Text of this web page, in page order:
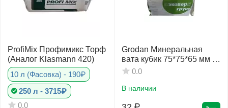
ProfiMix Профимикс Торф
(Аналог Klasmann 420)
10 л (Фасовка) - 190₽
250 л - 3715₽
0.0
Grodan Минеральная
вата кубик 75*75*65 мм 1
шт 0.0
В наличии